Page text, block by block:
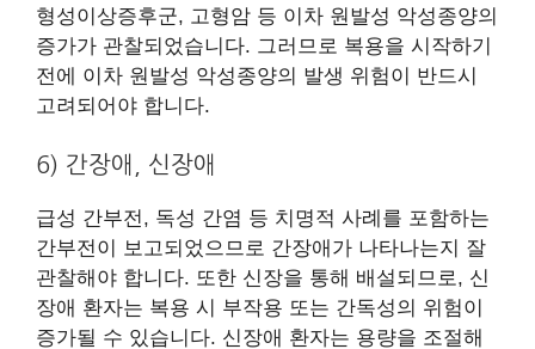
형성이상증후군, 고형암 등 이차 원발성 악성종양의
증가가 관찰되었습니다. 그러므로 복용을 시작하기
전에 이차 원발성 악성종양의 발생 위험이 반드시
고려되어야 합니다.
6) 간장애, 신장애
급성 간부전, 독성 간염 등 치명적 사례를 포함하는
간부전이 보고되었으므로 간장애가 나타나는지 잘
관찰해야 합니다. 또한 신장을 통해 배설되므로, 신
장애 환자는 복용 시 부작용 또는 간독성의 위험이
증가될 수 있습니다. 신장애 환자는 용량을 조절해